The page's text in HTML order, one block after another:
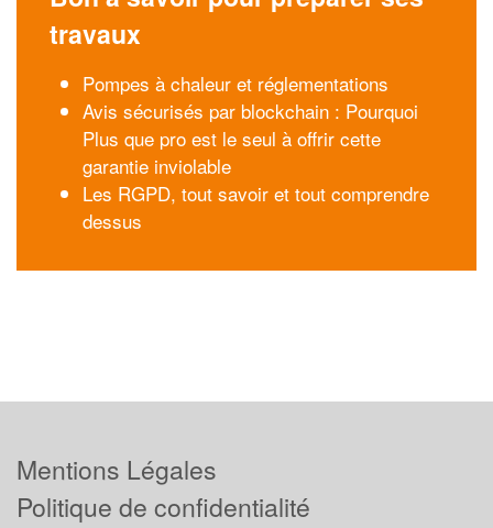
travaux
Pompes à chaleur et réglementations
Avis sécurisés par blockchain : Pourquoi
Plus que pro est le seul à offrir cette
garantie inviolable
Les RGPD, tout savoir et tout comprendre
dessus
Mentions Légales
Politique de confidentialité